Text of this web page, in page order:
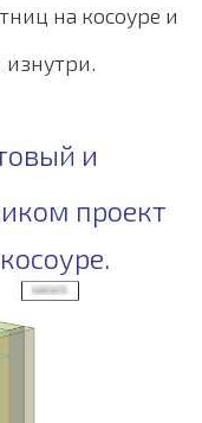
на косоуре и
изнутри.
и
проект